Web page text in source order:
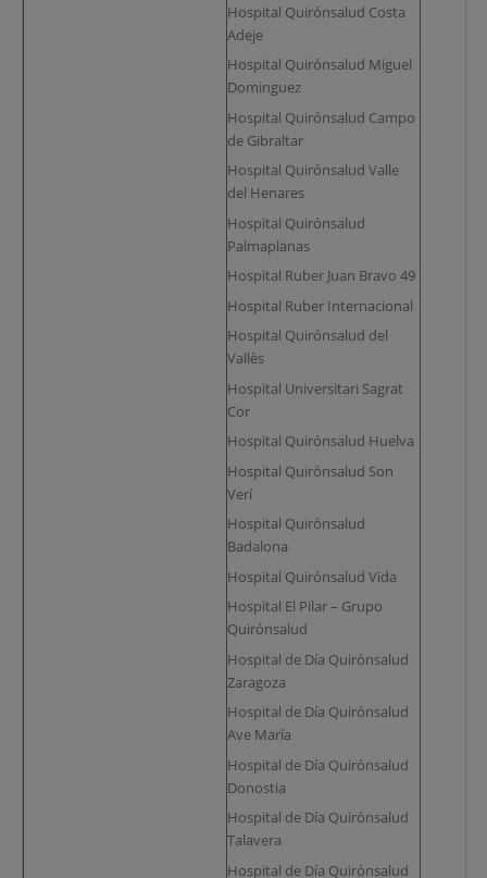
Hospital Quirónsalud Costa
Adeje
Hospital Quirónsalud Miguel
Dominguez
Hospital Quirónsalud Campo
de Gibraltar
Hospital Quirónsalud Valle
del Henares
Hospital Quirónsalud
Palmaplanas
Hospital Ruber Juan Bravo 49
Hospital Ruber Internacional
Hospital Quirónsalud del
Vallès
Hospital Universitari Sagrat
Cor
Hospital Quirónsalud Huelva
Hospital Quirónsalud Son
Verí
Hospital Quirónsalud
Badalona
Hospital Quirónsalud Vida
Hospital El Pilar – Grupo
Quirónsalud
Hospital de Día Quirónsalud
Zaragoza
Hospital de Día Quirónsalud
Ave María
Hospital de Día Quirónsalud
Donostia
Hospital de Día Quirónsalud
Talavera
Hospital de Día Quirónsalud